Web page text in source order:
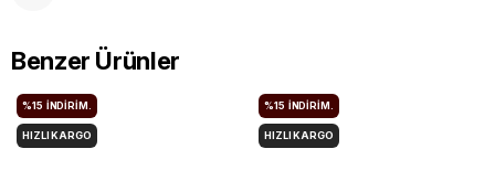
Benzer Ürünler
%15 İNDIRIM.
HIZLI KARGO
%15 İNDIRIM.
HIZLI KARGO